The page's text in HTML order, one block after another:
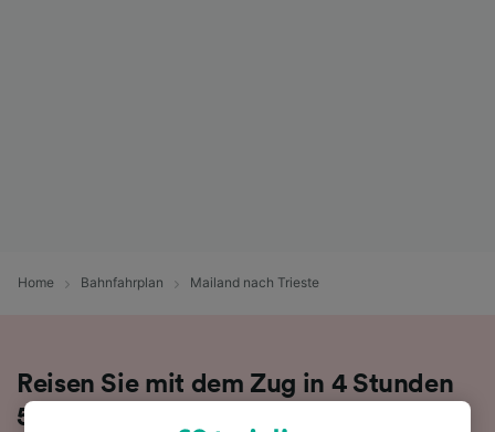
Home Bahnfahrplan Mailand nach Trieste
Reisen Sie mit dem Zug in 4 Stunden
59 Minuten von Mailand nach Trieste